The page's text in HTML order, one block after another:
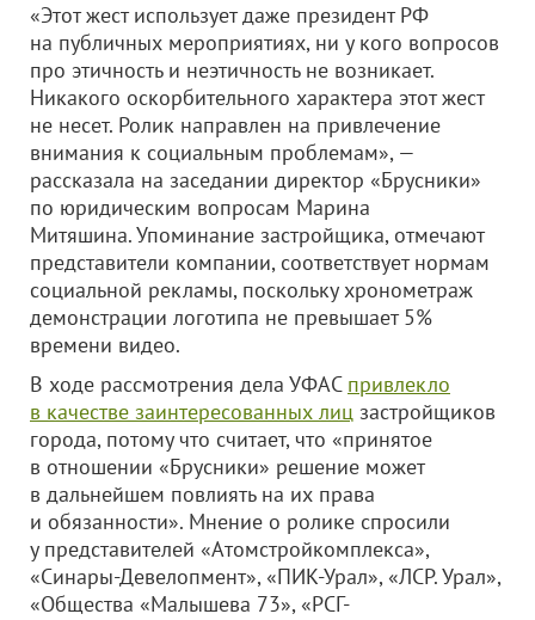
«Этот жест использует даже президент РФ
на публичных мероприятиях, ни у кого вопросов
про этичность и неэтичность не возникает.
Никакого оскорбительного характера этот жест
не несет. Ролик направлен на привлечение
внимания к социальным проблемам», —
рассказала на заседании директор «Брусники»
по юридическим вопросам Марина
Митяшина. Упоминание застройщика, отмечают
представители компании, соответствует нормам
социальной рекламы, поскольку хронометраж
демонстрации логотипа не превышает 5%
времени видео.
В ходе рассмотрения дела УФАС привлекло
в качестве заинтересованных лиц застройщиков
города, потому что считает, что «принятое
в отношении «Брусники» решение может
в дальнейшем повлиять на их права
и обязанности». Мнение о ролике спросили
у представителей «Атомстройкомплекса»,
«Синары-Девелопмент», «ПИК-Урал», «ЛСР. Урал»,
«Общества «Малышева 73», «РСГ-